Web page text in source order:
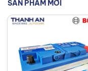
SẢN PHẨM MỚI